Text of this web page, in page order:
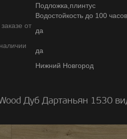
Подложка,плинтус
Водостойкость до 100 часов
от
да
да
Нижний Новгород
Дуб Дартаньян 1530